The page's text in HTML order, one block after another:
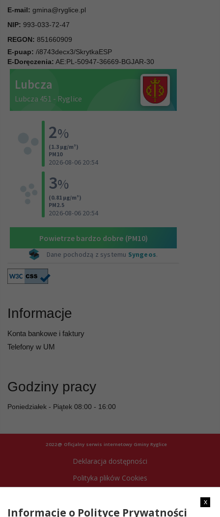
E-mail: gmina@ryglice.pl
NIP: 993-033-72-47
REGON: 851660909
E-puap: /i8743decx3/SkrytkaESP
E-Doręczenia: AE:PL-50947-36669-BGJAR-30
Informacje
Konta bankowe i faktury
Telefony w UM
Godziny pracy
Poniedziałek - Piątek 08:00 - 16:00
2022@ Oficjalny serwis internetowy Gminy Ryglice
Deklaracja dostępności
Polityka plików Cookies
x
Informacje o Polityce Prywatności